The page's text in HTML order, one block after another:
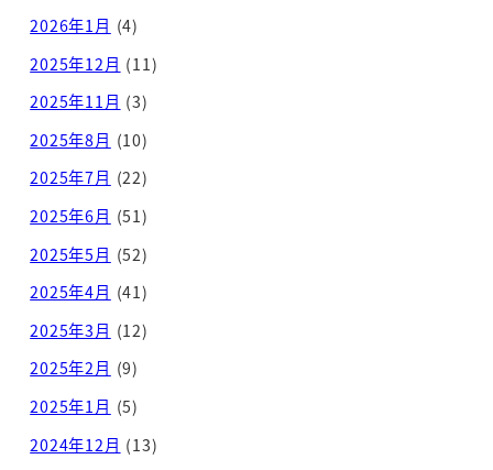
2026年1月 (4)
2025年12月 (11)
2025年11月 (3)
2025年8月 (10)
2025年7月 (22)
2025年6月 (51)
2025年5月 (52)
2025年4月 (41)
2025年3月 (12)
2025年2月 (9)
2025年1月 (5)
2024年12月 (13)